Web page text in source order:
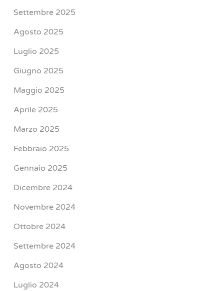
Settembre 2025
Agosto 2025
Luglio 2025
Giugno 2025
Maggio 2025
Aprile 2025
Marzo 2025
Febbraio 2025
Gennaio 2025
Dicembre 2024
Novembre 2024
Ottobre 2024
Settembre 2024
Agosto 2024
Luglio 2024